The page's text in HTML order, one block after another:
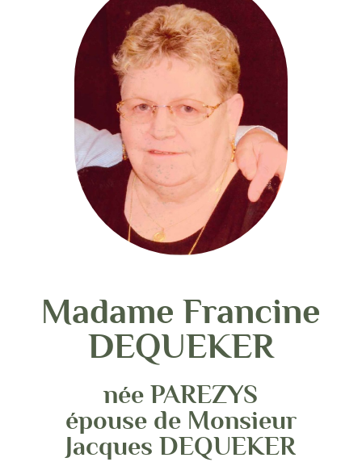
Madame Francine
DEQUEKER
née PAREZYS
épouse de Monsieur
Jacques DEQUEKER